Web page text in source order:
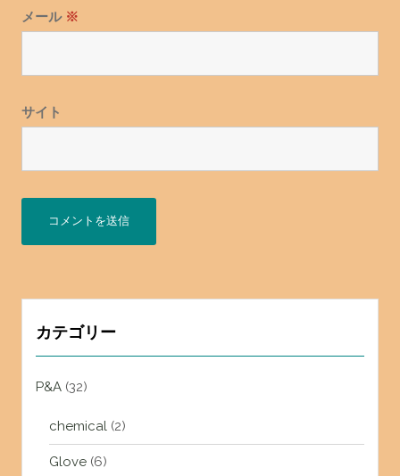
メール ※
サイト
カテゴリー
P&A(32)
chemical(2)
Glove(6)